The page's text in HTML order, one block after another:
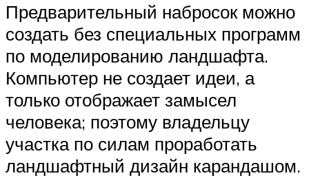
Предварительный набросок можно
создать без специальных программ
по моделированию ландшафта.
Компьютер не создает идеи, а
только отображает замысел
человека; поэтому владельцу
участка по силам проработать
ландшафтный дизайн карандашом.